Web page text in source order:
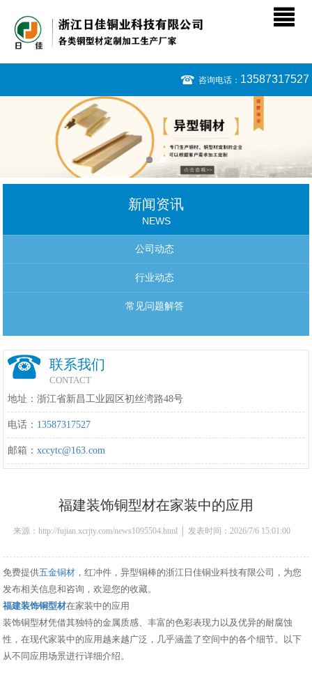
咨询电话： 13587317527
新闻资讯
NEWS
公司动态
行业动态
常见问题解答
联系我们
CONTACT
地址：浙江省新昌工业园区初丝湾路48号
电话： 13587317527
邮箱：xccytc@163.com
福建装饰铜型材在家装中的应用
来源：http://fujian.xcrjty.com/news1095504.html │ 发表时间：2026/7/6 15:01:00
免费提供五金铜材 ，红冲件，异型铜棒的浙江日佳铜业科技有限公司，为您
发布相关信息和咨询，欢迎您的收藏。
福建装饰铜型材在家装中的应用
装饰铜型材凭借其独特的金属质感、丰富的色彩表现力以及优异的耐腐蚀
性，在现代家装中的应用越来越广泛，几乎涵盖了空间中的各个细节。以下
从不同应用场景进行详细介绍。